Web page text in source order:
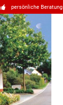
persönliche Beratung